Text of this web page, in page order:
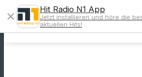
close
Hit Radio N1 App
Jetzt installieren und höre die
aktuellen Hits!